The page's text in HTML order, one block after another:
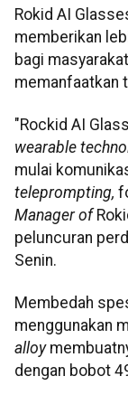
Rokid AI
memberikan
bagi
memanfaatkan
"Rockid AI
wearable
mulai
teleprompting,
Manager of
peluncuran
Senin.
Membedah
menggunakan
alloy
dengan bobot